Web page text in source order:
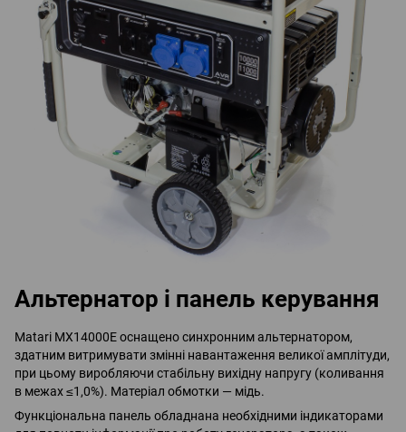
Альтернатор і панель керування
Matari MX14000E оснащено синхронним альтернатором,
здатним витримувати змінні навантаження великої амплітуди,
при цьому виробляючи стабільну вихідну напругу (коливання
в межах ≤1,0%). Матеріал обмотки — мідь.
Функціональна панель обладнана необхідними індикаторами